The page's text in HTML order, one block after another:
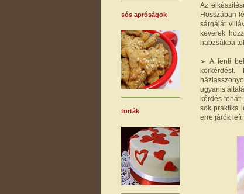
Az
Hosszában
sárgáját
keverek
habzsákba
➢ A fenti
ugyanis
kérdés tehát:
sok praktika
erre járók
sós apróságok
torták